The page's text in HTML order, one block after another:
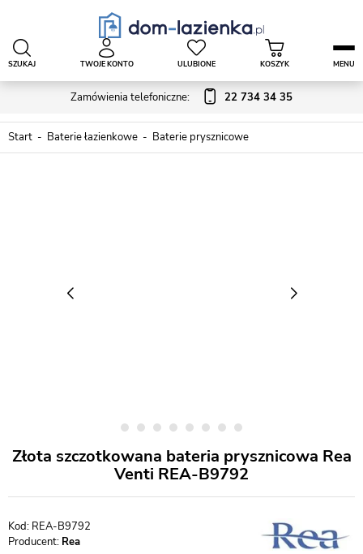
Zamówienia telefoniczne: 22 734 34 35
SZUKAJ TWOJE KONTO ULUBIONE KOSZYK MENU
Start Baterie łazienkowe Baterie prysznicowe
Złota szczotkowana bateria prysznicowa Rea
Venti REA-B9792
REA-B9792
Producent: Rea